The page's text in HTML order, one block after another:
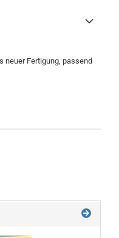
neuer Fertigung, passend